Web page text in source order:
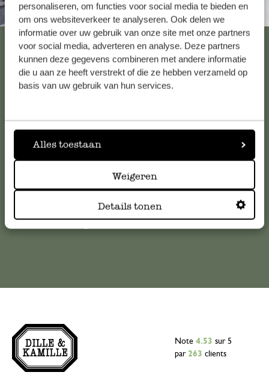
personaliseren, om functies voor social media te bieden en
om ons websiteverkeer te analyseren. Ook delen we
informatie over uw gebruik van onze site met onze partners
voor social media, adverteren en analyse. Deze partners
kunnen deze gegevens combineren met andere informatie
die u aan ze heeft verstrekt of die ze hebben verzameld op
basis van uw gebruik van hun services.
Alles toestaan
Weigeren
Details tonen
Toujours à proximité
Voir les 62 magasins
Service clientèle
Pour toute question ou demande de conseil ou d’aide,
serviceclientele@dille-kamille.com
Note 4.53 sur 5
par 263 clients